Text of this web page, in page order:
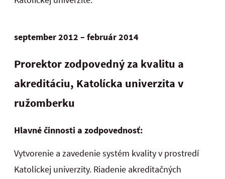
september 2012 – február 2014
Prorektor zodpovedný za kvalitu a
akreditáciu, Katolícka univerzita v
ružomberku
Hlavné činnosti a zodpovednosť:
Vytvorenie a zavedenie systém kvality v prostredí
Katolíckej univerzity. Riadenie akreditačných